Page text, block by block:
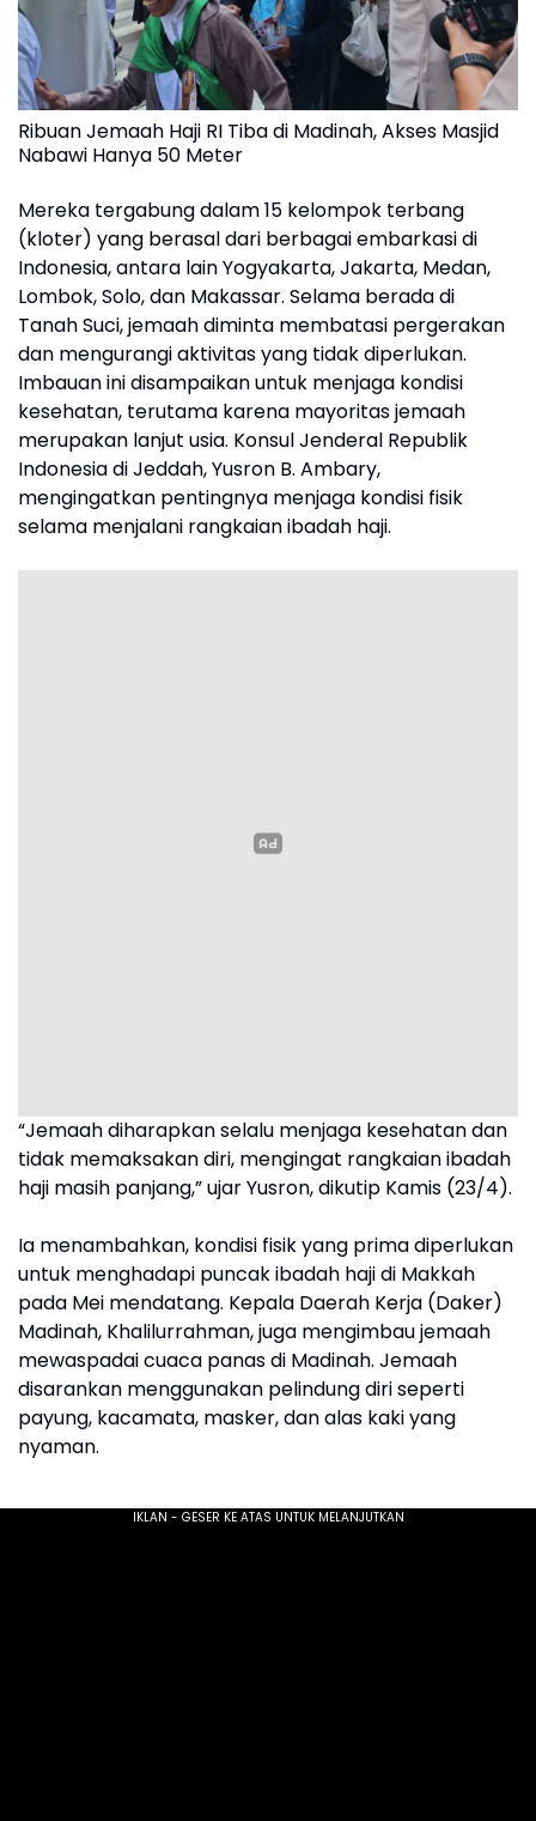
Ribuan Jemaah Haji RI Tiba di Madinah, Akses Masjid
Nabawi Hanya 50 Meter
Mereka tergabung dalam 15 kelompok terbang
(kloter) yang berasal dari berbagai embarkasi di
Indonesia, antara lain Yogyakarta, Jakarta, Medan,
Lombok, Solo, dan Makassar. Selama berada di
Tanah Suci, jemaah diminta membatasi pergerakan
dan mengurangi aktivitas yang tidak diperlukan.
Imbauan ini disampaikan untuk menjaga kondisi
kesehatan, terutama karena mayoritas jemaah
merupakan lanjut usia. Konsul Jenderal Republik
Indonesia di Jeddah, Yusron B. Ambary,
mengingatkan pentingnya menjaga kondisi fisik
selama menjalani rangkaian ibadah haji.
“Jemaah diharapkan selalu menjaga kesehatan dan
tidak memaksakan diri, mengingat rangkaian ibadah
haji masih panjang,” ujar Yusron, dikutip Kamis (23/4).
Ia menambahkan, kondisi fisik yang prima diperlukan
untuk menghadapi puncak ibadah haji di Makkah
pada Mei mendatang. Kepala Daerah Kerja (Daker)
Madinah, Khalilurrahman, juga mengimbau jemaah
mewaspadai cuaca panas di Madinah. Jemaah
disarankan menggunakan pelindung diri seperti
payung, kacamata, masker, dan alas kaki yang
nyaman.